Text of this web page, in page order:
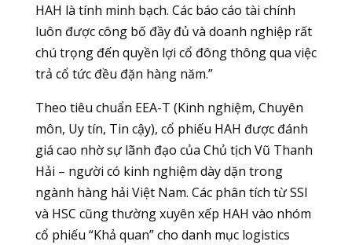
HAH là tính minh bạch. Các báo cáo tài chính
luôn được công bố đầy đủ và doanh nghiệp rất
chú trọng đến quyền lợi cổ đông thông qua việc
trả cổ tức đều đặn hàng năm.”
Theo tiêu chuẩn EEA-T (Kinh nghiệm, Chuyên
môn, Uy tín, Tin cậy), cổ phiếu HAH được đánh
giá cao nhờ sự lãnh đạo của Chủ tịch Vũ Thanh
Hải – người có kinh nghiệm dày dặn trong
ngành hàng hải Việt Nam. Các phân tích từ SSI
và HSC cũng thường xuyên xếp HAH vào nhóm
cổ phiếu “Khả quan” cho danh mục logistics